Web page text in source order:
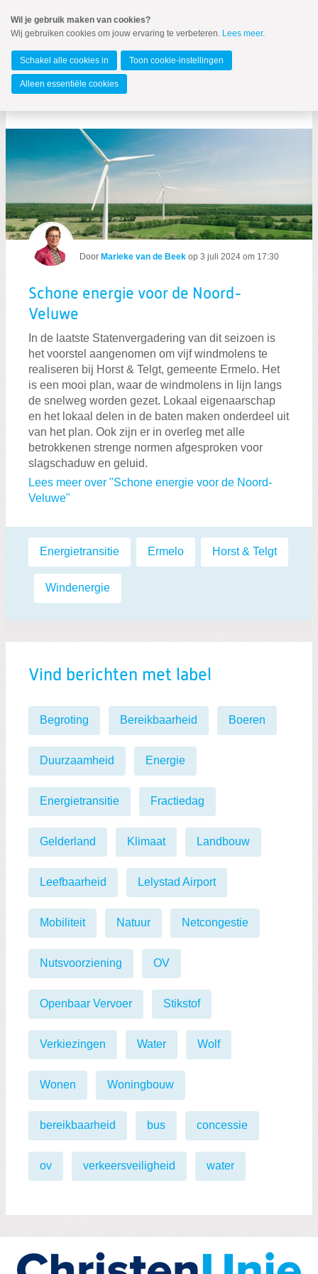
naar
Spring
de
inhoud
Spring
naar
Gelderland
MENU
Zoeken:
Zoeken
Door Marieke van de Beek op 3 juli 2024 om 17:30
Schone energie voor de Noord-
Veluwe
In de laatste Statenvergadering van dit seizoen is
het voorstel aangenomen om vijf windmolens te
realiseren bij Horst & Telgt, gemeente Ermelo. Het
is een mooi plan, waar de windmolens in lijn langs
de snelweg worden gezet. Lokaal eigenaarschap
en het lokaal delen in de baten maken onderdeel uit
van het plan. Ook zijn er in overleg met alle
betrokkenen strenge normen afgesproken voor
slagschaduw en geluid.
Lees meer over "Schone energie voor de Noord-
Veluwe"
Labels:
Energietransitie Ermelo Horst & Telgt
Windenergie
Vind berichten met label
Begroting Bereikbaarheid Boeren
Duurzaamheid Energie
Energietransitie Fractiedag
Gelderland Klimaat Landbouw
Leefbaarheid Lelystad Airport
Mobiliteit Natuur Netcongestie
Nutsvoorziening OV
Openbaar Vervoer Stikstof
Verkiezingen Water Wolf
Wonen Woningbouw
bereikbaarheid bus concessie
ov verkeersveiligheid water
Wil je gebruik maken van cookies?
Wij gebruiken cookies om jouw ervaring te verbeteren. Lees meer.
Schakel alle cookies in Toon cookie-instellingen
Alleen essentiële cookies